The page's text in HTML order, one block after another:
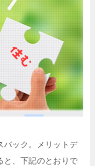
バック。メリットデ
と、下記のとおりで